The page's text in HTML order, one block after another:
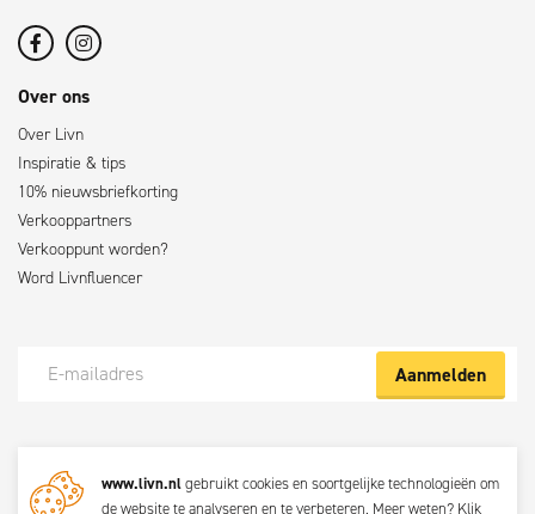
Over ons
Over Livn
Inspiratie & tips
10% nieuwsbriefkorting
Verkooppartners
Verkooppunt worden?
Word Livnfluencer
Aanmelden
De beste klustips en aanbiedingen maandelijks in jouw mailbox? Schrijf
www.livn.nlgebruikt cookies en soortgelijke technologieën om
de website te analyseren en te verbeteren. Meer weten? Klik